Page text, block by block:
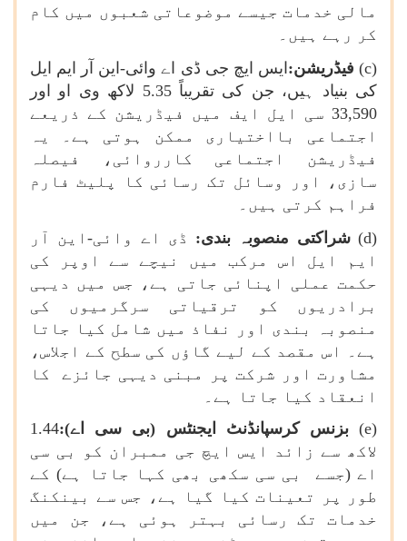
مالی خدمات جیسے موضوعاتی شعبوں میں کام
کر رہے ہیں۔
(
c
) فیڈریشن: ایس ایچ جی ڈی اے وائی-این آر ایم ایل
کی بنیاد ہیں، جن کی تقریباً 5.35 لاکھ وی او اور
33,590 سی ایل ایف میں فیڈریشن کے ذریعے
اجتماعی بااختیاری ممکن ہوتی ہے۔ یہ
فیڈریشن اجتماعی کارروائی، فیصلہ
سازی، اور وسائل تک رسائی کا پلیٹ فارم
فراہم کرتی ہیں۔
(
d
)شراکتی منصوبہ بندی: ڈی اے وائی-این آر
ایم ایل اس مرکب میں نیچے سے اوپر کی
حکمت عملی اپنائی جاتی ہے، جس میں دیہی
برادریوں کو ترقیاتی سرگرمیوں کی
منصوبہ بندی اور نفاذ میں شامل کیا جاتا
ہے۔ اس مقصد کے لیے گاؤں کی سطح کے اجلاس،
مشاورت اور شرکت پر مبنی دیہی جائزے کا
انعقاد کیا جاتا ہے۔
(
e
)بزنس کرسپانڈنٹ ایجنٹس (بی سی اے):1.44
لاکھ سے زائد ایس ایچ جی ممبران کو بی سی
اے (جسے بی سی سکھی بھی کہا جاتا ہے) کے
طور پر تعینات کیا گیا ہے، جس سے بینکنگ
خدمات تک رسائی بہتر ہوئی ہے، جن میں